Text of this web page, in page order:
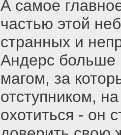
А самое
частью этой
странных и
Андерс
магом, за
отступником,
охотиться - он